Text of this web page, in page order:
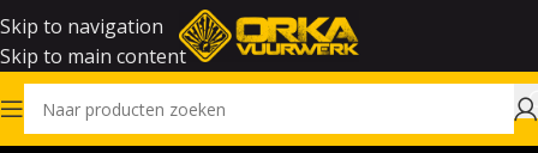
Skip to navigation
Skip to main content
Home Vuurwerk